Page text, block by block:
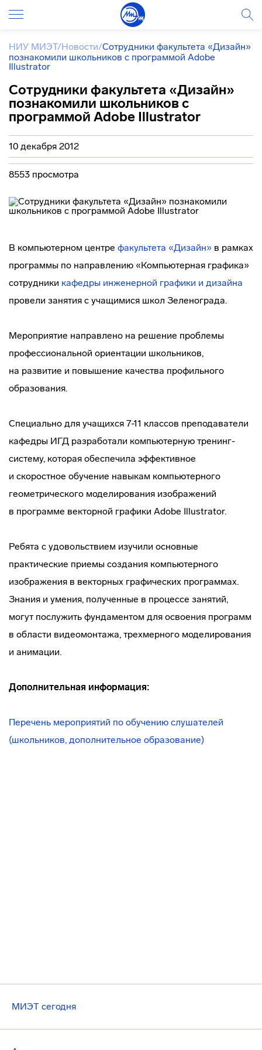
НИУ МИЭТ/Новости/Сотрудники факультета «Дизайн»
познакомили школьников с программой Adobe
Illustrator
Сотрудники факультета «Дизайн»
познакомили школьников с
программой Adobe Illustrator
10 декабря 2012
8553 просмотра
В компьютерном центре факультета «Дизайн» в рамках
программы по направлению «Компьютерная графика»
сотрудники кафедры инженерной графики и дизайна
провели занятия с учащимися школ Зеленограда.
Мероприятие направлено на решение проблемы
профессиональной ориентации школьников,
на развитие и повышение качества профильного
образования.
Специально для учащихся 7-11 классов преподаватели
кафедры ИГД разработали компьютерную тренинг-
систему, которая обеспечила эффективное
и скоростное обучение навыкам компьютерного
геометрического моделирования изображений
в программе векторной графики Adobe Illustrator.
Ребята с удовольствием изучили основные
практические приемы создания компьютерного
изображения в векторных графических программах.
Знания и умения, полученные в процессе занятий,
могут послужить фундаментом для освоения программ
в области видеомонтажа, трехмерного моделирования
и анимации.
Дополнительная информация:
Перечень мероприятий по обучению слушателей
(школьников, дополнительное образование)
МИЭТ сегодня